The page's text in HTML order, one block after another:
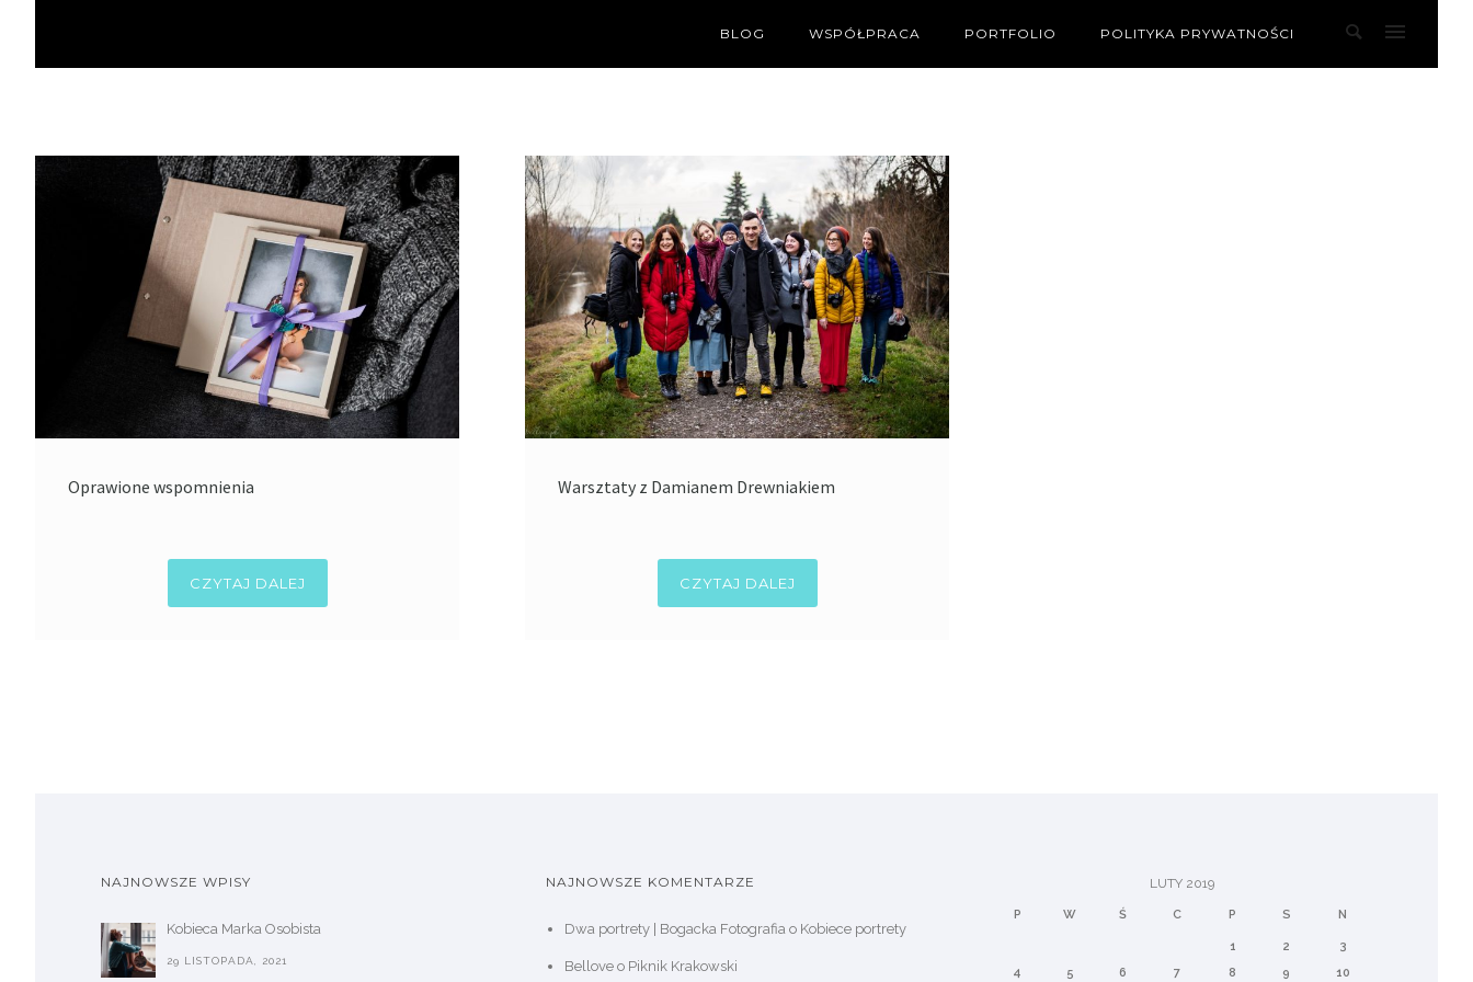
BLOG WSPÓŁPRACA PORTFOLIO POLITYKA PRYWATNOŚCI
Oprawione wspomnienia
CZYTAJ DALEJ
Warsztaty z Damianem Drewniakiem
CZYTAJ DALEJ
NAJNOWSZE WPISY
Kobieca Marka Osobista
29 LISTOPADA, 2021
NAJNOWSZE KOMENTARZE
Dwa portrety | Bogacka Fotografia o Kobiece portrety
Belloveo Piknik Krakowski
LUTY 2019
P W Ś C P S N
1 2
3
4
5 6 7 8 9 10